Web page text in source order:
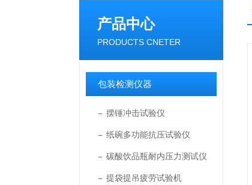
产品中心
PRODUCTS CNETER
包装检测仪器
摆锤冲击试验仪
纸碗多功能抗压试验仪
碳酸饮品瓶耐内压力测试仪
提袋提吊疲劳试验机